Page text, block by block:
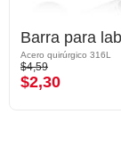
Acero quirúrgico 316L
$4,59
$2,30